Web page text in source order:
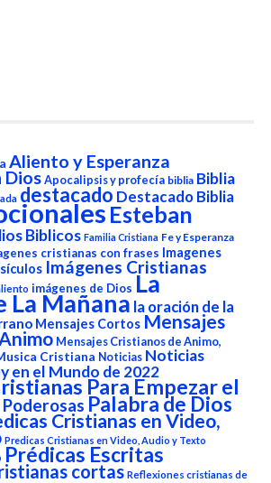
Aliento y Esperanza
Dios Apocalipsis y profecía biblia Biblia
destacado Destacado Biblia
Esteban
Biblicos Familia Cristiana Fe y Esperanza
cristianas con frases Imagenes
Imágenes Cristianas
imágenes de Dios La
La Mañana la oración de la
Mensajes Cortos Mensajes
Mensajes Cristianos de Animo,
Cristiana Noticias Noticias
en el Mundo de 2022
Para Empezar el
Palabra de Dios
Cristianas en Video,
Predicas Cristianas en Video, Audio y Texto
Prédicas Escritas
cortas Reflexiones cristianas de